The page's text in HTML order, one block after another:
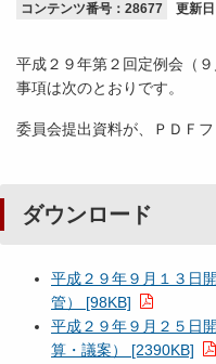
コンテンツ番号：28677 更新日
平成２９年第２回定例会（
事項は次のとおりです。
委員会提出資料が、ＰＤＦ
ダウンロード
平成２９年９月１３
管） [98KB]
平成２９年９月２５
算・議案） [2390KB]